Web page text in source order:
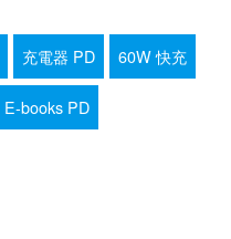
充電器 PD 60W 快充
E-books PD